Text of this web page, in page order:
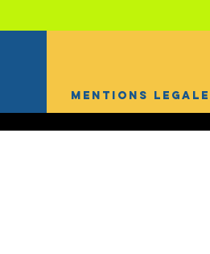
MENTIONS L